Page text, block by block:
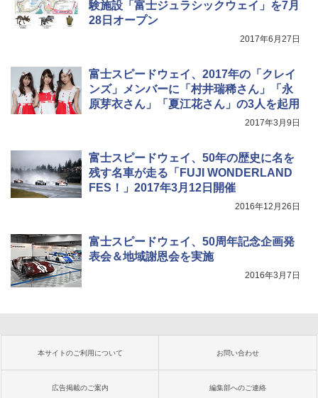
験施設「富士ジュラシックウェイ」を7月
28日オープン
2017年6月27日
富士スピードウェイ、2017年の「クレイ
ンズ」メンバーに「村井瑞稀さん」「永
原芽衣さん」「夏江花さん」の3人を起用
2017年3月9日
富士スピードウェイ、50年の歴史に名を
残す名車が走る「FUJI WONDERLAND
FES！」2017年3月12日開催
2016年12月26日
富士スピードウェイ、50周年記念企画発
表会＆地域謝恩会を実施
2016年3月7日
本サイトのご利用について お問い合わせ
広告掲載のご案内 編集部へのご連絡